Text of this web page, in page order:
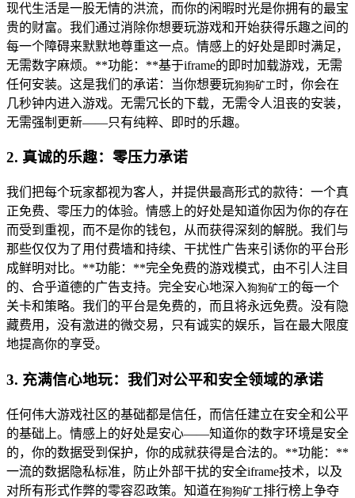
现代生活是一股无情的洪流，而你的闲暇时光是你拥有的最宝
贵的财富。我们通过消除你想要玩游戏和开始获得乐趣之间的
每一个障碍来默默地尊重这一点。情感上的好处是即时满足，
无需数字麻烦。**功能：**基于iframe的即时加载游戏，无需
任何安装。这是我们的承诺：当你想要玩狗狗矿工 时，你会在
几秒钟内进入游戏。无需冗长的下载，无需令人沮丧的安装，
无需强制更新——只有纯粹、即时的乐趣。
2. 真诚的乐趣：零压力承诺
我们把每个玩家都视为客人，并提供最高形式的款待：一个真
正免费、零压力的体验。情感上的好处是知道你因为你的存在
而受到重视，而不是你的钱包，从而获得深刻的解脱。我们与
那些仅仅为了用付费墙和持续、干扰性广告来引诱你的平台形
成鲜明对比。**功能：**完全免费的游戏模式，由不引人注目
的、合乎道德的广告支持。完全安心地深入狗狗矿工的每一个
关卡和策略。我们的平台是免费的，而且将永远免费。没有隐
藏费用，没有激进的微交易，只有诚实的娱乐，旨在最大限度
地提高你的享受。
3. 充满信心地玩：我们对公平和安全领域的承诺
任何伟大游戏社区的基础都是信任，而信任建立在安全和公平
的基础上。情感上的好处是安心——知道你的数字环境是安全
的，你的数据受到保护，你的成就获得是合法的。**功能：**
一流的数据隐私标准，防止外部干扰的安全iframe技术，以及
对所有形式作弊的零容忍政策。知道在狗狗矿工排行榜上争夺